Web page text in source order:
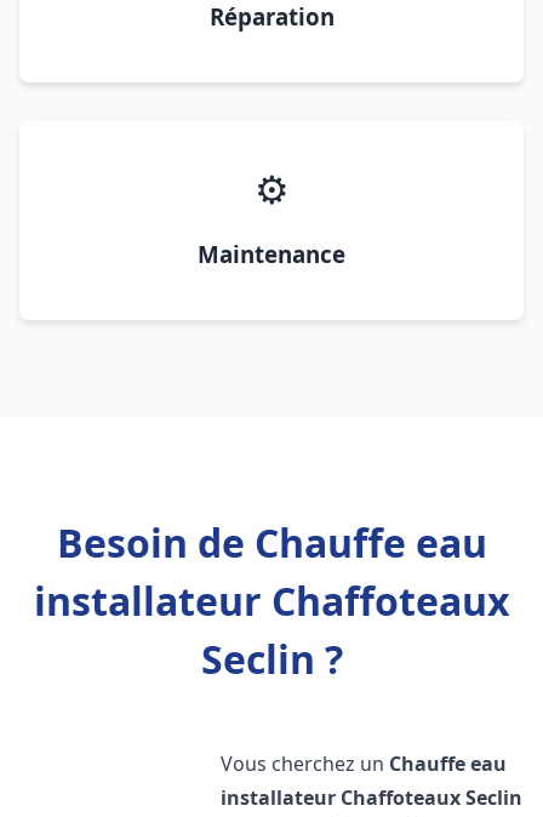
Réparation
⚙️
Maintenance
Besoin de Chauffe eau
installateur Chaffoteaux
Seclin ?
Vous cherchez un Chauffe eau
installateur ChaffoteauxSeclin